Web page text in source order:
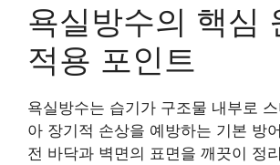
욕실방수의 핵심
적용 포인트
욕실방수는 습기가 구조물 내부로
아 장기적 손상을 예방하는 기본 방
전 바닥과 벽면의 표면을 깨끗이 정